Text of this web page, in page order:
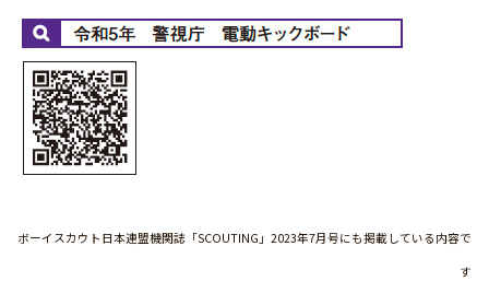
ボーイスカウト日本連盟機関誌「SCOUTING」2023年7月号にも掲載している内容で
す